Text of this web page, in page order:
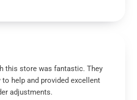
this store was fantastic. They
to help and provided excellent
adjustments.